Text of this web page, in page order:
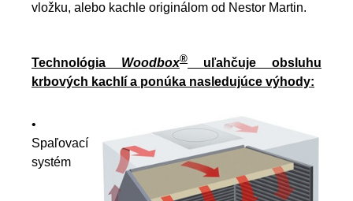
vložku, alebo kachle originálom od Nestor Martin.
Technológia Woodbox® uľahčuje obsluhu
krbových kachlí a ponúka nasledujúce výhody:
•
Spaľovací
systém